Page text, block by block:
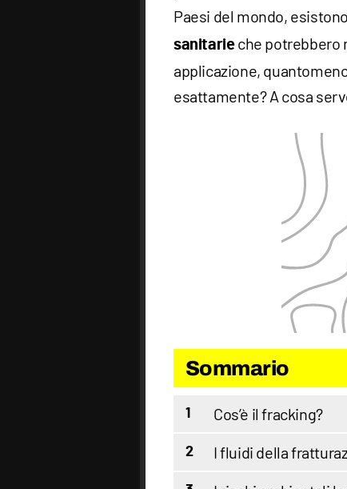
Paesi del mondo,
sanitarieche potrebbero
applicazione,
esattamente? A cosa
Sommario
1 Cos’è il fracking?
2 I fluidi della